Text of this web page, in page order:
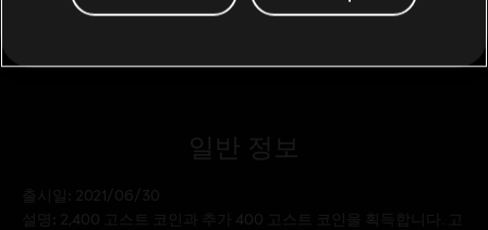
일반 정보
출시일: 2021/06/30
설명:
2,400 고스트 코인과 추가 400 고스트 코인을 획득합니다. 고